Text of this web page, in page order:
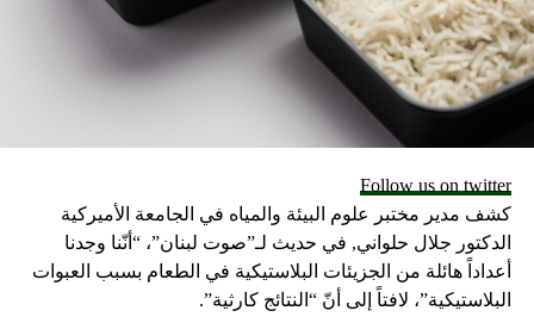
على تلف شبكية العين. إذا كانت هذه الومضات (الموصوفة عادةً
باسم “النجوم المتفجرة” أو “البرق”) تترافق مع الصداع أو الدوار،
فيجب أن تذهب فوراً على الطبيب. 3. عطش لا يطاق إذا بدأ
الشخص في الشعور بالعطش الدائم وشرب الكثير من الماء أكثر
من المعتاد، فهذا مؤشر على التسمم. يمكن أن يحدث هذا بسبب
الجسم. ومع ذلك، فإن مرض السكري الأكثر تطابقاً مع مثل هذه
الأعراض الحادة هو السبب في أنه يوصى بشدة بوضع هذه العلامة
على الفور في الاعتبار. 2. ألم في منطقة السرة نوبة من التهاب
الزائدة الدودية هو شيء يبدو شائعا إلى حد ما ولكن رهيب مع
ذلك. الحقيقة الأكثر إثارة للاهتمام هنا هي أن العلماء ما زالوا لا
Follow us on twitter
كشف مدير مختبر علوم البيئة والمياه في الجامعة الأميركية
الدكتور جلال حلواني, في حديث لـ”صوت لبنان”، “أنّنا وجدنا
أعداداً هائلة من الجزيئات البلاستيكية في الطعام بسبب العبوات
البلاستيكية”، لافتاً إلى أنّ “النتائج كارثية”.